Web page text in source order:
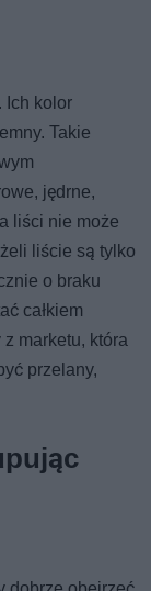
Ich kolor
Takie
jędrne,
liści nie może
liście są tylko
o braku
całkiem
marketu, która
przelany,